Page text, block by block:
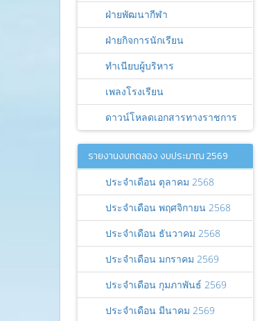
ฝ่ายพัฒนากีฬา
ฝ่ายกิจการนักเรียน
ทำเนียบผู้บริหาร
เพลงโรงเรียน
ดาวน์โหลดเอกสารทางราชการ
รายงานงบทดลอง งบประมาณ 2569
ประจำเดือน ตุลาคม 2568
ประจำเดือน พฤศจิกายน 2568
ประจำเดือน ธันวาคม 2568
ประจำเดือน มกราคม 2569
ประจำเดือน กุมภาพันธ์ 2569
ประจำเดือน มีนาคม 2569